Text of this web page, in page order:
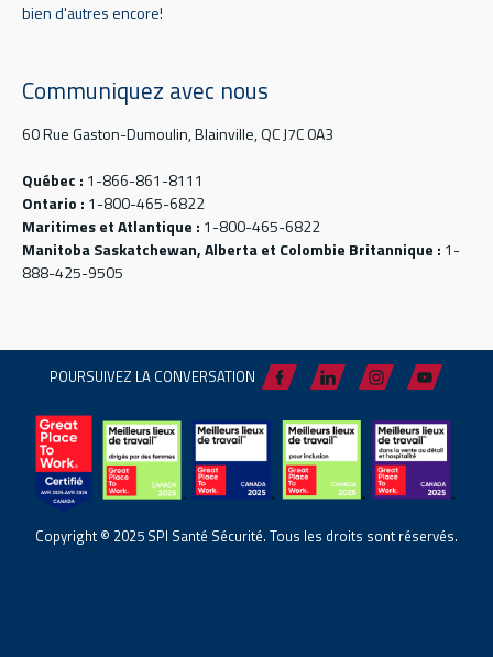
bien d'autres encore!
Communiquez avec nous
60 Rue Gaston-Dumoulin, Blainville, QC J7C 0A3
Québec : 1-866-861-8111
Ontario : 1-800-465-6822
Maritimes et Atlantique : 1-800-465-6822
Manitoba Saskatchewan, Alberta et Colombie Britannique : 1-
888-425-9505
POURSUIVEZ LA CONVERSATION
Copyright © 2025 SPI Santé Sécurité. Tous les droits sont réservés.